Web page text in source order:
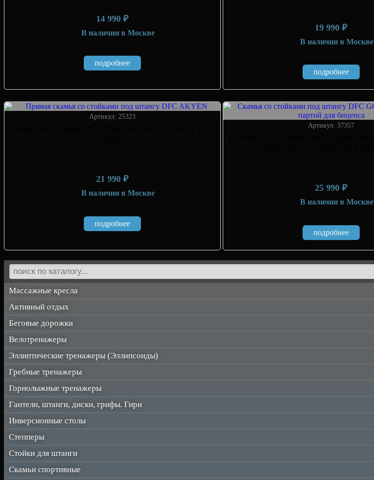
14 990 ₽
В наличиив Москве
подробнее
19 990 ₽
В наличиив Москве
подробнее
Артикул: 25323
21 990 ₽
В наличиив Москве
подробнее
Артикул: 37357
25 990 ₽
В наличиив Москве
подробнее
Массажные кресла
Активный отдых
Беговые дорожки
Велотренажеры
Эллиптические тренажеры (Эллипсоиды)
Гребные тренажеры
Горнолыжные тренажеры
Гантели, штанги, диски, грифы. Гири
Инверсионные столы
Степперы
Стойки для штанги
Скамьи спортивные